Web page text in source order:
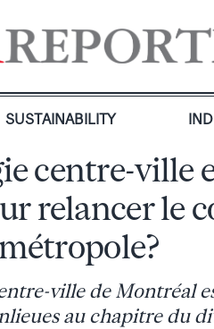
SUSTAINABILITY
centre-ville
relancer le
métropole?
ville de Montréal
au chapitre du